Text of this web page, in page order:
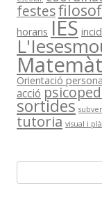
festes
horaris IES
Orientació
acció
sortides
tutoria visual i
e